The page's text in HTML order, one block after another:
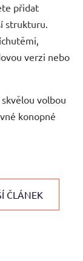
přidat
strukturu.
verzi nebo
volbou
konopné
ČLÁNEK